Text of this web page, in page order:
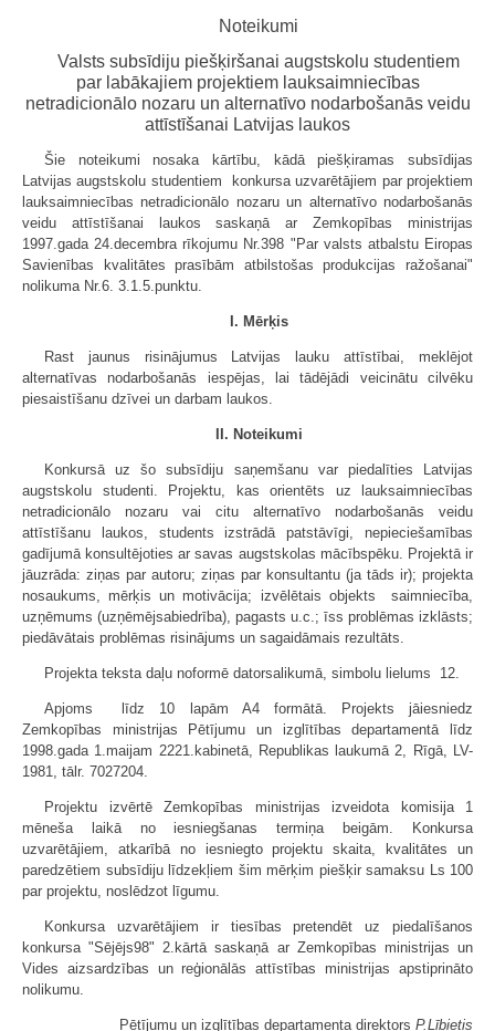
Noteikumi
Valsts subsīdiju piešķiršanai augstskolu studentiem
par labākajiem projektiem lauksaimniecības
netradicionālo nozaru un alternatīvo nodarbošanās veidu
attīstīšanai Latvijas laukos
Šie noteikumi nosaka kārtību, kādā piešķiramas subsīdijas
Latvijas augstskolu studentiem  konkursa uzvarētājiem par projektiem
lauksaimniecības netradicionālo nozaru un alternatīvo nodarbošanās
veidu attīstīšanai laukos saskaņā ar Zemkopības ministrijas
1997.gada 24.decembra rīkojumu Nr.398 "Par valsts atbalstu Eiropas
Savienības kvalitātes prasībām atbilstošas produkcijas ražošanai"
nolikuma Nr.6. 3.1.5.punktu.
I. Mērķis
Rast jaunus risinājumus Latvijas lauku attīstībai, meklējot
alternatīvas nodarbošanās iespējas, lai tādējādi veicinātu cilvēku
piesaistīšanu dzīvei un darbam laukos.
II. Noteikumi
Konkursā uz šo subsīdiju saņemšanu var piedalīties Latvijas
augstskolu studenti. Projektu, kas orientēts uz lauksaimniecības
netradicionālo nozaru vai citu alternatīvo nodarbošanās veidu
attīstīšanu laukos, students izstrādā patstāvīgi, nepieciešamības
gadījumā konsultējoties ar savas augstskolas mācībspēku. Projektā ir
jāuzrāda: ziņas par autoru; ziņas par konsultantu (ja tāds ir); projekta
nosaukums, mērķis un motivācija; izvēlētais objekts  saimniecība,
uzņēmums (uzņēmējsabiedrība), pagasts u.c.; īss problēmas izklāsts;
piedāvātais problēmas risinājums un sagaidāmais rezultāts.
Projekta teksta daļu noformē datorsalikumā, simbolu lielums  12.
Apjoms  līdz 10 lapām A4 formātā. Projekts jāiesniedz
Zemkopības ministrijas Pētījumu un izglītības departamentā līdz
1998.gada 1.maijam 2221.kabinetā, Republikas laukumā 2, Rīgā, LV-
1981, tālr. 7027204.
Projektu izvērtē Zemkopības ministrijas izveidota komisija 1
mēneša laikā no iesniegšanas termiņa beigām. Konkursa
uzvarētājiem, atkarībā no iesniegto projektu skaita, kvalitātes un
paredzētiem subsīdiju līdzekļiem šim mērķim piešķir samaksu Ls 100
par projektu, noslēdzot līgumu.
Konkursa uzvarētājiem ir tiesības pretendēt uz piedalīšanos
konkursa "Sējējs98" 2.kārtā saskaņā ar Zemkopības ministrijas un
Vides aizsardzības un reģionālās attīstības ministrijas apstiprināto
nolikumu.
Pētījumu un izglītības departamenta direktors P.Lībietis